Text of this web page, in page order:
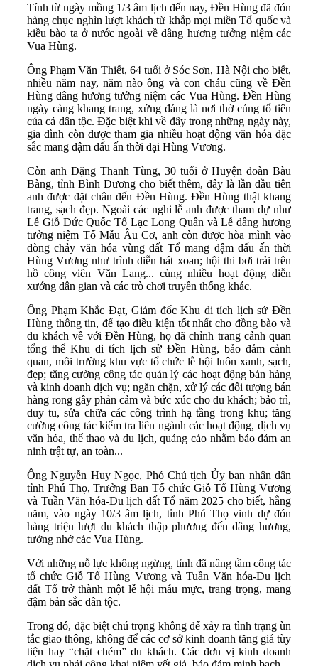
Tính từ ngày mồng 1/3 âm lịch đến nay, Đền Hùng đã đón
hàng chục nghìn lượt khách từ khắp mọi miền Tổ quốc và
kiều bào ta ở nước ngoài về dâng hương tưởng niệm các
Vua Hùng.
Ông Phạm Văn Thiết, 64 tuổi ở Sóc Sơn, Hà Nội cho biết,
nhiều năm nay, năm nào ông và con cháu cũng về Đền
Hùng dâng hương tưởng niệm các Vua Hùng. Đền Hùng
ngày càng khang trang, xứng đáng là nơi thờ cúng tổ tiên
của cả dân tộc. Đặc biệt khi về đây trong những ngày này,
gia đình còn được tham gia nhiều hoạt động văn hóa đặc
sắc mang đậm dấu ấn thời đại Hùng Vương.
Còn anh Đặng Thanh Tùng, 30 tuổi ở Huyện đoàn Bàu
Bàng, tỉnh Bình Dương cho biết thêm, đây là lần đầu tiên
anh được đặt chân đến Đền Hùng. Đền Hùng thật khang
trang, sạch đẹp. Ngoài các nghi lễ anh được tham dự như
Lễ Giỗ Đức Quốc Tổ Lạc Long Quân và Lễ dâng hương
tưởng niệm Tổ Mẫu Âu Cơ, anh còn được hòa mình vào
dòng chảy văn hóa vùng đất Tổ mang đậm dấu ấn thời
Hùng Vương như trình diễn hát xoan; hội thi bơi trải trên
hồ công viên Văn Lang... cùng nhiều hoạt động diễn
xướng dân gian và các trò chơi truyền thống khác.
Ông Phạm Khắc Đạt, Giám đốc Khu di tích lịch sử Đền
Hùng thông tin, để tạo điều kiện tốt nhất cho đồng bào và
du khách về với Đền Hùng, họ đã chỉnh trang cảnh quan
tổng thể Khu di tích lịch sử Đền Hùng, bảo đảm cảnh
quan, môi trường khu vực tổ chức lễ hội luôn xanh, sạch,
đẹp; tăng cường công tác quản lý các hoạt động bán hàng
và kinh doanh dịch vụ; ngăn chặn, xử lý các đối tượng bán
hàng rong gây phản cảm và bức xúc cho du khách; bảo trì,
duy tu, sửa chữa các công trình hạ tầng trong khu; tăng
cường công tác kiểm tra liên ngành các hoạt động, dịch vụ
văn hóa, thể thao và du lịch, quảng cáo nhằm bảo đảm an
ninh trật tự, an toàn...
Ông Nguyễn Huy Ngọc, Phó Chủ tịch Ủy ban nhân dân
tỉnh Phú Thọ, Trưởng Ban Tổ chức Giỗ Tổ Hùng Vương
và Tuần Văn hóa-Du lịch đất Tổ năm 2025 cho biết, hằng
năm, vào ngày 10/3 âm lịch, tỉnh Phú Thọ vinh dự đón
hàng triệu lượt du khách thập phương đến dâng hương,
tưởng nhớ các Vua Hùng.
Với những nỗ lực không ngừng, tỉnh đã nâng tầm công tác
tổ chức Giỗ Tổ Hùng Vương và Tuần Văn hóa-Du lịch
đất Tổ trở thành một lễ hội mẫu mực, trang trọng, mang
đậm bản sắc dân tộc.
Trong đó, đặc biệt chú trọng không để xảy ra tình trạng ùn
tắc giao thông, không để các cơ sở kinh doanh tăng giá tùy
tiện hay “chặt chém” du khách. Các đơn vị kinh doanh